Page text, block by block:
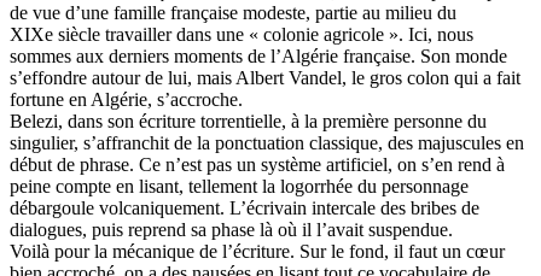
de vue d’une famille française modeste, partie au milieu du
XIXe siècle travailler dans une « colonie agricole ». Ici, nous
sommes aux derniers moments de l’Algérie française. Son monde
s’effondre autour de lui, mais Albert Vandel, le gros colon qui a fait
fortune en Algérie, s’accroche.
Belezi, dans son écriture torrentielle, à la première personne du
singulier, s’affranchit de la ponctuation classique, des majuscules en
début de phrase. Ce n’est pas un système artificiel, on s’en rend à
peine compte en lisant, tellement la logorrhée du personnage
débargoule volcaniquement. L’écrivain intercale des bribes de
dialogues, puis reprend sa phase là où il l’avait suspendue.
Voilà pour la mécanique de l’écriture. Sur le fond, il faut un cœur